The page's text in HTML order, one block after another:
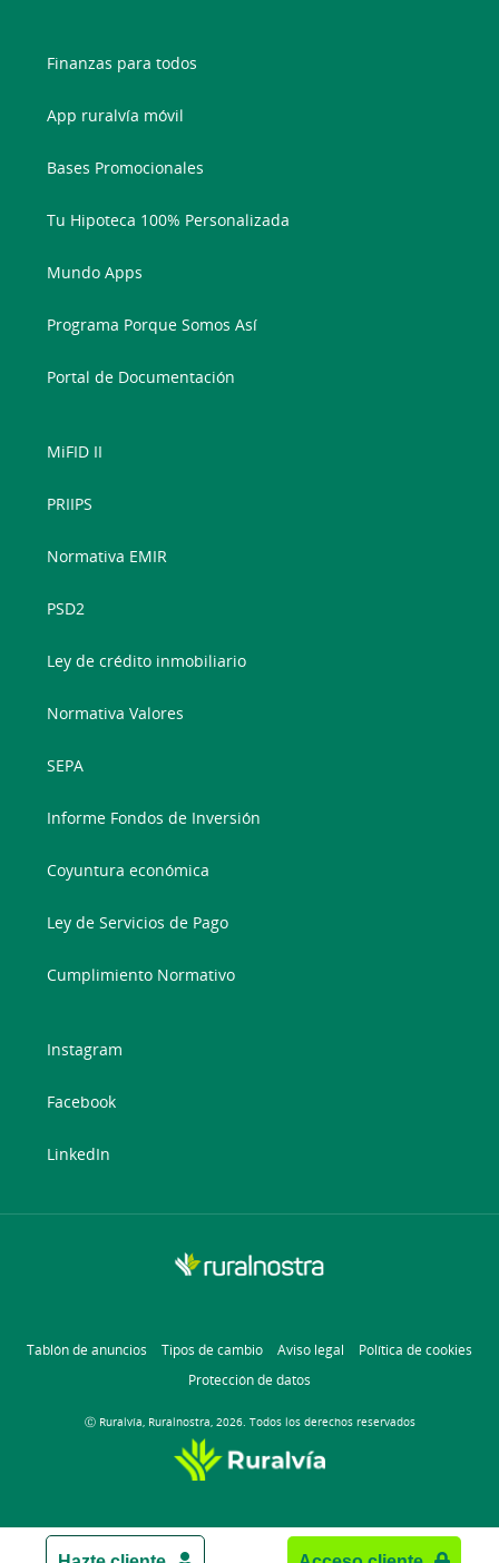
Finanzas para todos
App ruralvía móvil
Bases Promocionales
Tu Hipoteca 100% Personalizada
Mundo Apps
Programa Porque Somos Así
Portal de Documentación
MiFID II
PRIIPS
Normativa EMIR
PSD2
Ley de crédito inmobiliario
Normativa Valores
SEPA
Informe Fondos de Inversión
Coyuntura económica
Ley de Servicios de Pago
Cumplimiento Normativo
Instagram
Facebook
LinkedIn
Tablón de anuncios Tipos de cambio Aviso legal
Política de cookies
Protección de datos
Ⓒ Ruralvía, Ruralnostra, 2026. Todos los derechos reservados